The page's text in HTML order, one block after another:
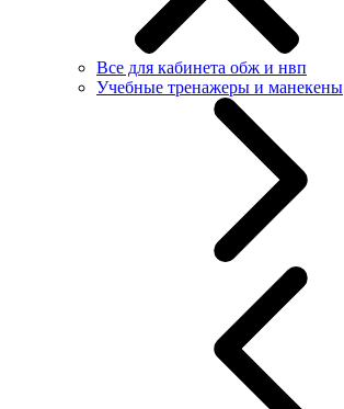
Все для кабинета обж и нвп
Учебные тренажеры и манекены